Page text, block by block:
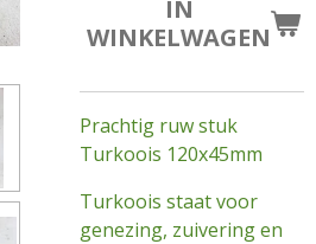
IN
WINKELWAGEN
Prachtig ruw stuk
Turkoois 120x45mm
Turkoois staat voor
genezing, zuivering en